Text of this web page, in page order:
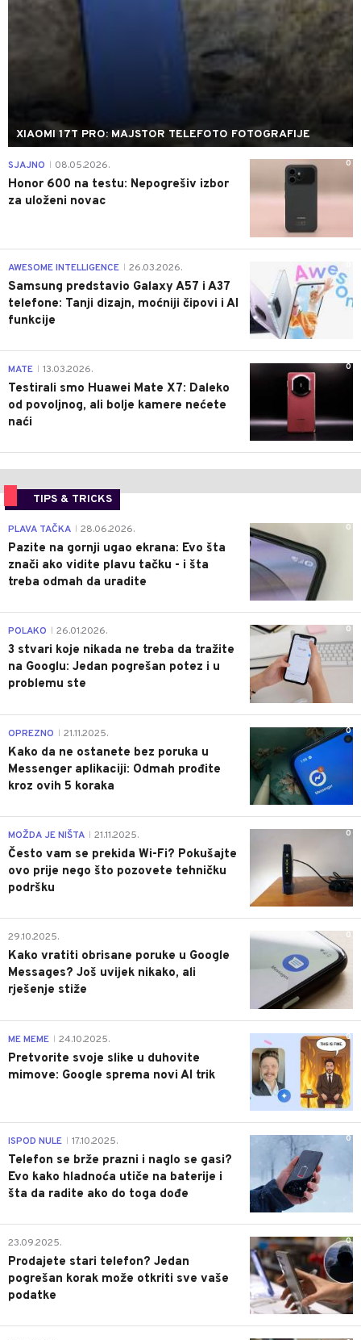
XIAOMI 17T PRO: MAJSTOR TELEFOTO FOTOGRAFIJE
0
SJAJNO 08.05.2026.
Honor 600 na testu: Nepogrešiv izbor
za uloženi novac
AWESOME INTELLIGENCE 26.03.2026.
Samsung predstavio Galaxy A57 i A37
telefone: Tanji dizajn, moćniji čipovi i AI
funkcije
0
MATE 13.03.2026.
Testirali smo Huawei Mate X7: Daleko
od povoljnog, ali bolje kamere nećete
naći
TIPS & TRICKS
0
PLAVA TAČKA 28.06.2026.
Pazite na gornji ugao ekrana: Evo šta
znači ako vidite plavu tačku - i šta
treba odmah da uradite
0
POLAKO 26.01.2026.
3 stvari koje nikada ne treba da tražite
na Googlu: Jedan pogrešan potez i u
problemu ste
0
OPREZNO 21.11.2025.
Kako da ne ostanete bez poruka u
Messenger aplikaciji: Odmah prođite
kroz ovih 5 koraka
0
MOŽDA JE NIŠTA 21.11.2025.
Često vam se prekida Wi-Fi? Pokušajte
ovo prije nego što pozovete tehničku
podršku
0
29.10.2025.
Kako vratiti obrisane poruke u Google
Messages? Još uvijek nikako, ali
rješenje stiže
0
ME MEME 24.10.2025.
Pretvorite svoje slike u duhovite
mimove: Google sprema novi AI trik
0
ISPOD NULE 17.10.2025.
Telefon se brže prazni i naglo se gasi?
Evo kako hladnoća utiče na baterije i
šta da radite ako do toga dođe
0
23.09.2025.
Prodajete stari telefon? Jedan
pogrešan korak može otkriti sve vaše
podatke